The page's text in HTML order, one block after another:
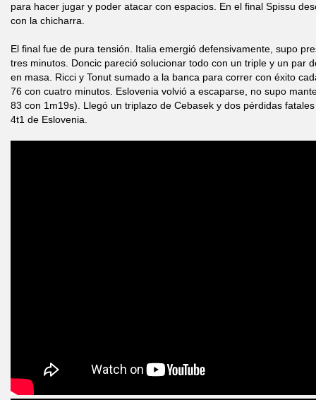
para hacer jugar y poder atacar con espacios. En el final Spissu
con la chicharra.
El final fue de pura tensión. Italia emergió defensivamente, supo
tres minutos. Doncic pareció solucionar todo con un triple y un par
en masa. Ricci y Tonut sumado a la banca para correr con éxito
76 con cuatro minutos. Eslovenia volvió a escaparse, no supo
83 con 1m19s). Llegó un triplazo de Cebasek y dos pérdidas
4t1 de Eslovenia.